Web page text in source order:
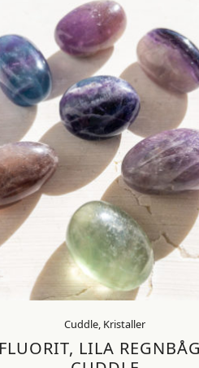
Cuddle, Kristaller
FLUORIT, LILA